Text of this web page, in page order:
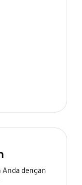
dengan